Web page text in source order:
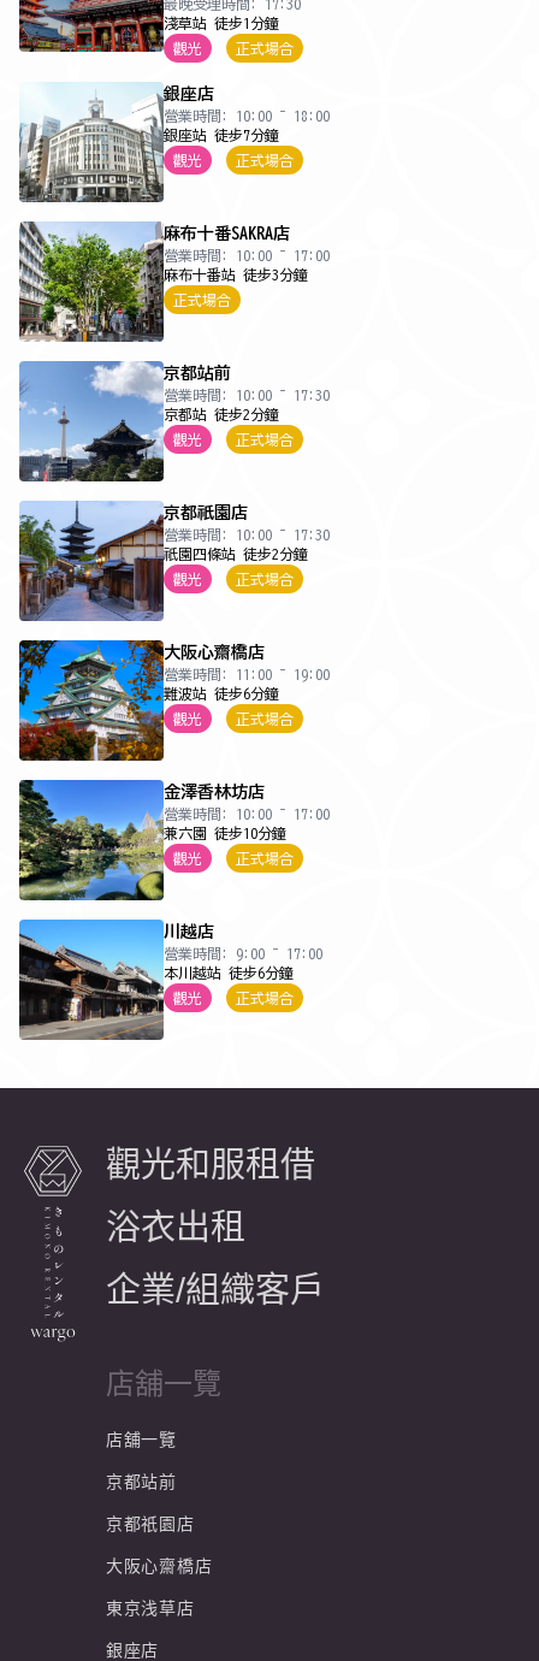
最晚受理時間: 17:30
淺草站 徒步1分鐘
觀光
正式場合
銀座店
營業時間: 10:00 ~ 18:00
銀座站 徒步7分鐘
觀光
正式場合
麻布十番SAKRA店
營業時間: 10:00 ~ 17:00
麻布十番站 徒步3分鐘
正式場合
京都站前
營業時間: 10:00 ~ 17:30
京都站 徒步2分鐘
觀光
正式場合
京都祇園店
營業時間: 10:00 ~ 17:30
祇園四條站 徒步2分鐘
觀光
正式場合
大阪心齋橋店
營業時間: 11:00 ~ 19:00
難波站 徒步6分鐘
觀光
正式場合
金澤香林坊店
營業時間: 10:00 ~ 17:00
兼六園 徒步10分鐘
觀光
正式場合
川越店
營業時間: 9:00 ~ 17:00
本川越站 徒步6分鐘
觀光
正式場合
觀光和服租借
浴衣出租
企業/組織客戶
店舖一覽
店舖一覽
京都站前
京都祇園店
大阪心齋橋店
東京浅草店
銀座店